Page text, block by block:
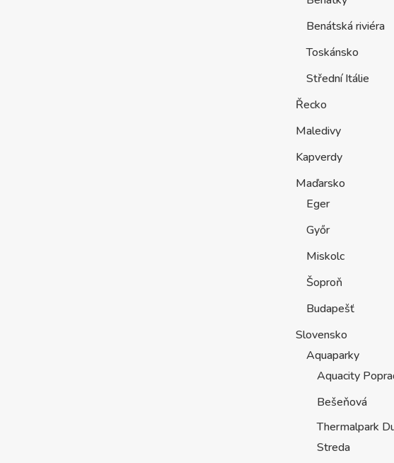
Benátská riviéra
Toskánsko
Střední Itálie
Řecko
Maledivy
Kapverdy
Maďarsko
Eger
Győr
Miskolc
Šoproň
Budapešť
Slovensko
Aquaparky
Aquacity
Bešeňová
Thermalpark
Streda